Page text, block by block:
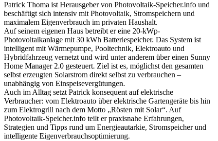
Patrick Thoma ist Herausgeber von Photovoltaik-Speicher.info und
beschäftigt sich intensiv mit Photovoltaik, Stromspeichern und
maximalem Eigenverbrauch im privaten Haushalt.
Auf seinem eigenen Haus betreibt er eine 20-kWp-
Photovoltaikanlage mit 30 kWh Batteriespeicher. Das System ist
intelligent mit Wärmepumpe, Pooltechnik, Elektroauto und
Hybridfahrzeug vernetzt und wird unter anderem über einen Sunny
Home Manager 2.0 gesteuert. Ziel ist es, möglichst den gesamten
selbst erzeugten Solarstrom direkt selbst zu verbrauchen –
unabhängig von Einspeisevergütungen.
Auch im Alltag setzt Patrick konsequent auf elektrische
Verbraucher: vom Elektroauto über elektrische Gartengeräte bis hin
zum Elektrogrill nach dem Motto „Rösten mit Solar“. Auf
Photovoltaik-Speicher.info teilt er praxisnahe Erfahrungen,
Strategien und Tipps rund um Energieautarkie, Stromspeicher und
intelligente Eigenverbrauchsoptimierung.